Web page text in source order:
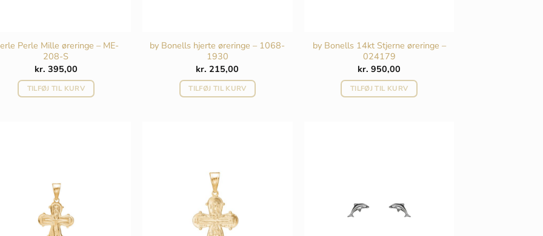
Perle Mille øreringe – ME-
208-S
kr. 395,00
TILFØJ TIL KURV
by Bonells hjerte øreringe – 1068-
1930
kr. 215,00
TILFØJ TIL KURV
by Bonells 14kt Stjerne øreringe –
024179
kr. 950,00
TILFØJ TIL KURV